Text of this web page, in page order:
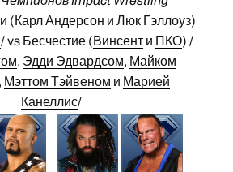
(Карл Андерсон иЛюк Гэллоуз)
/ vs Бесчестие (Винсент и ПКО) /
, Эдди Эдвардсом, Майком
, Мэттом Тэйвеном и Марией
Канеллис/